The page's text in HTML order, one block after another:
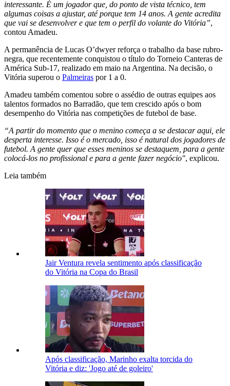
interessante. É um jogador que, do ponto de vista técnico, tem
algumas coisas a ajustar, até porque tem 14 anos. A gente acredita
que vai se desenvolver e que tem o perfil do volante do Vitória”,
contou Amadeu.
A permanência de Lucas O’dwyer reforça o trabalho da base rubro-
negra, que recentemente conquistou o título do Torneio Canteras de
América Sub-17, realizado em maio na Argentina. Na decisão, o
Vitória superou o Palmeiras por 1 a 0.
Amadeu também comentou sobre o assédio de outras equipes aos
talentos formados no Barradão, que tem crescido após o bom
desempenho do Vitória nas competições de futebol de base.
“A partir do momento que o menino começa a se destacar aqui, ele
desperta interesse. Isso é o mercado, isso é natural dos jogadores de
futebol. A gente quer que esses meninos se destaquem, para a gente
colocá-los no profissional e para a gente fazer negócio", explicou.
Leia também
Jair Ventura revela sentimento após classificação
do Vitória na Copa do Brasil
Após classificação, Marinho exalta torcida do
Vitória e diz: 'Jogo até de goleiro'